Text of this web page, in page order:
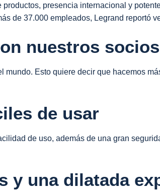
presencia internacional y
de 37.000 empleados, Legrand reportó
nuestros
Esto quiere decir que hacemos
de usar
de uso, además de una gran
y una dilatada